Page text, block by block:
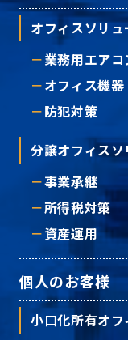
オフィスソリ
業務用エアコ
オフィス機器
防犯対策
分譲オフィス
事業承継
所得税対策
資産運用
個人のお客様
小口化所有オ